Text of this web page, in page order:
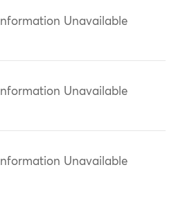
Information Unavailable
Information Unavailable
Information Unavailable